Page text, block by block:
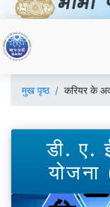
मुख पृष्ठ करियर के
डी. ए.